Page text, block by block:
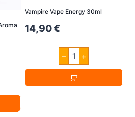
€.
Vampire Vape Energy 30ml
14,90€
–
Vampire
Vape
Energy
30ml
Menge
+